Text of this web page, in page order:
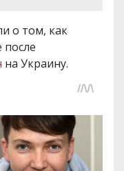
о том, как
после
на Украину.